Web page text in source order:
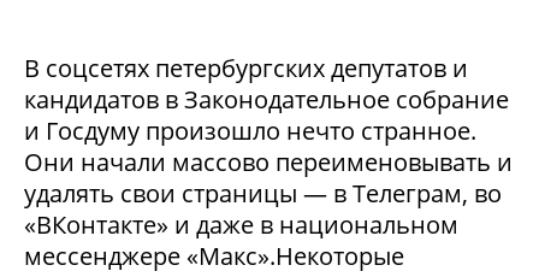
В соцсетях петербургских депутатов и
кандидатов в Законодательное собрание
и Госдуму произошло нечто странное.
Они начали массово переименовывать и
удалять свои страницы — в Телеграм, во
«ВКонтакте» и даже в национальном
мессенджере «Макс».Некоторые